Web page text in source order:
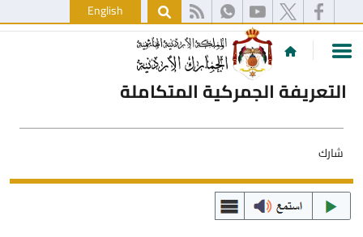
English
التعريفة الجمركية المتكاملة
شارك